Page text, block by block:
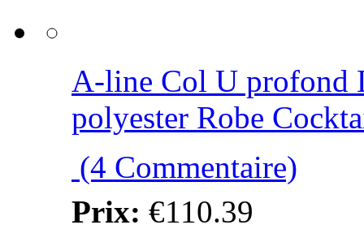
A-line Col U profond
polyester Robe
(4 Commentaire)
Prix: €110.39